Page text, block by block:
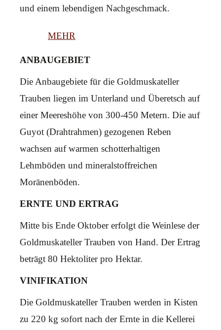
und einem lebendigen Nachgeschmack.
MEHR
ANBAUGEBIET
Die Anbaugebiete für die Goldmuskateller
Trauben liegen im Unterland und Überetsch auf
einer Meereshöhe von 300-450 Metern. Die auf
Guyot (Drahtrahmen) gezogenen Reben
wachsen auf warmen schotterhaltigen
Lehmböden und mineralstoffreichen
Moränenböden.
ERNTE UND ERTRAG
Mitte bis Ende Oktober erfolgt die Weinlese der
Goldmuskateller Trauben von Hand. Der Ertrag
beträgt 80 Hektoliter pro Hektar.
VINIFIKATION
Die Goldmuskateller Trauben werden in Kisten
zu 220 kg sofort nach der Ernte in die Kellerei